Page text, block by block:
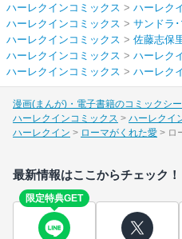
ハーレクインコミックス > ハーレク
ハーレクインコミックス > サンドラ
ハーレクインコミックス > 佐藤志保
ハーレクインコミックス > ハーレク
ハーレクインコミックス > ハーレク
漫画(まんが)・電子書籍のコミックシ
ハーレクインコミックス
ハーレクイ
ハーレクイン
ローマがくれた愛 ロ
最新情報はここからチェック！
限定特典GET